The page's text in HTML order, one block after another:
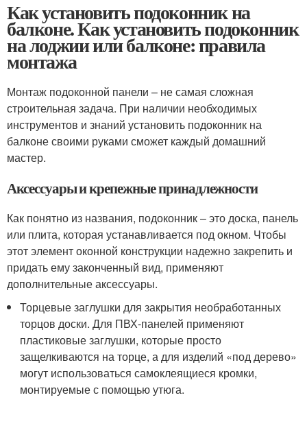
Как установить подоконник на
балконе. Как установить подоконник
на лоджии или балконе: правила
монтажа
Монтаж подоконной панели – не самая сложная
строительная задача. При наличии необходимых
инструментов и знаний установить подоконник на
балконе своими руками сможет каждый домашний
мастер.
Аксессуары и крепежные принадлежности
Как понятно из названия, подоконник – это доска, панель
или плита, которая устанавливается под окном. Чтобы
этот элемент оконной конструкции надежно закрепить и
придать ему законченный вид, применяют
дополнительные аксессуары.
Торцевые заглушки для закрытия необработанных
торцов доски. Для ПВХ-панелей применяют
пластиковые заглушки, которые просто
защелкиваются на торце, а для изделий «под дерево»
могут использоваться самоклеящиеся кромки,
монтируемые с помощью утюга.